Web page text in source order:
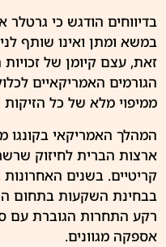
בדיווחים הודגש כי גרטלר
במשא ומתן ואינו שותף
זאת, עצם קיומן של זכויות
הגורמים האמריקאיים
ממיפוי מלא של כל הזיקות
המהלך האמריקאי בקונגו
ארצות הברית לחיזוק
קריטיים. בשנים
בבחינת השקעות בתחום
רקע התחרות הגוברת עם
אספקה מגוונים.